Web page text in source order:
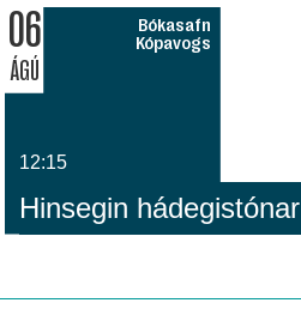
06
ÁGÚ
Bókasafn
Kópavogs
12:15
Hinsegin hádegistónar